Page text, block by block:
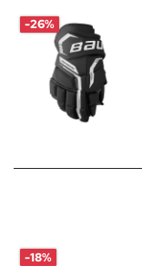
-26%
-18%